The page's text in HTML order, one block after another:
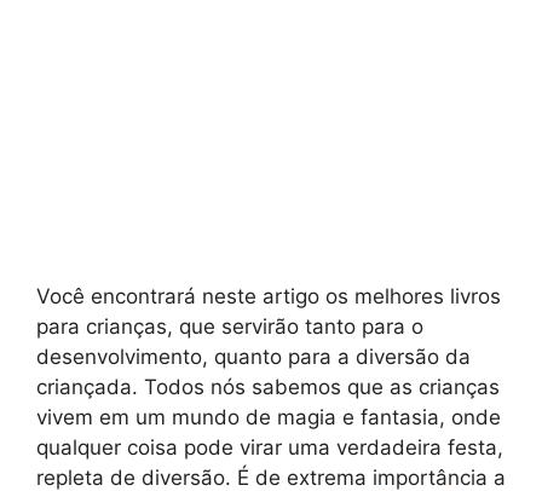
Você encontrará neste artigo os melhores livros
para crianças, que servirão tanto para o
desenvolvimento, quanto para a diversão da
criançada. Todos nós sabemos que as crianças
vivem em um mundo de magia e fantasia, onde
qualquer coisa pode virar uma verdadeira festa,
repleta de diversão. É de extrema importância a